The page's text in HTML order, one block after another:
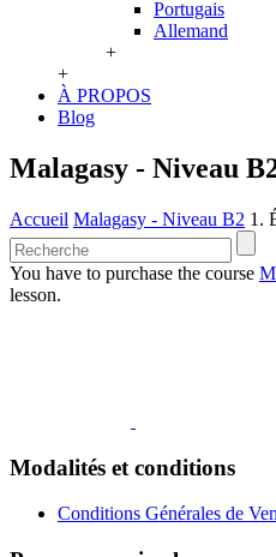
Portugais
Allemand
+
+
À PROPOS
Blog
Malagasy - Niveau
Accueil Malagasy - Niveau B2 1.
You have to purchase the course
lesson.
Modalités et conditions
Conditions Générales de